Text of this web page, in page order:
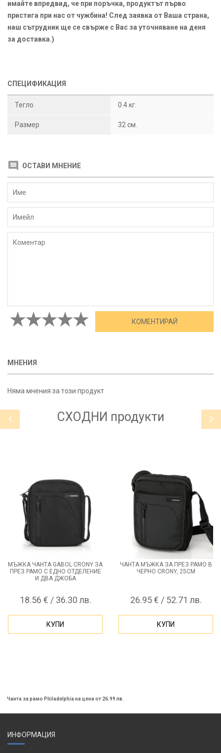
имайте впредвид, че при поръчка, продуктът първо
пристига при нас от чужбина! След заявка от Ваша страна,
наш сътрудник ще се свърже с Вас за уточняване на деня
за доставка.)
СПЕЦИФИКАЦИЯ
Тегло 0.4 кг.
Размер 32 см.
ОСТАВИ МНЕНИЕ
МНЕНИЯ
Няма мнения за този продукт
СХОДНИ продукти
МЪЖКА ЧАНТА GABOL CRONY ЗА
ПРЕЗ РАМО С ЕДНО ОТДЕЛЕНИЕ
И ДВА ДЖОБА
18.56 € / 36.30 лв.
КУПИ
ЧАНТА МЪЖКА ЗА ПРЕЗ РАМО В
ЧЕРНО CRONY, 25СМ
26.95 € / 52.71 лв.
КУПИ
Чанта за рамо Philadelphia на цена от 26.99 лв.
ИНФОРМАЦИЯ